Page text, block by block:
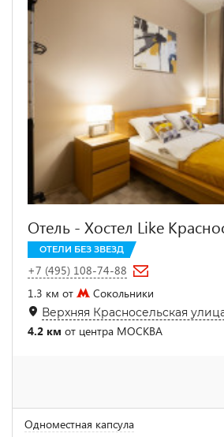
Отель - Хостел Like
ОТЕЛИ БЕЗ ЗВЕЗД
+7 (495) 108-74-88
1.3 км от
Сокольники
Верхняя Красносельская
4.2 км от центра МОСКВА
Одноместная капсула